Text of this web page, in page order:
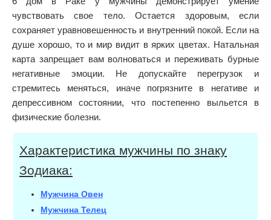
чувствовать свое тело. Остается здоровым, если
сохраняет уравновешенность и внутренний покой. Если на
душе хорошо, то и мир видит в ярких цветах. Натальная
карта запрещает вам волноваться и переживать бурные
негативные эмоции. Не допускайте перегрузок и
стремитесь меняться, иначе погрязните в негативе и
депрессивном состоянии, что постепенно выльется в
физические болезни.
Характеристика мужчины по знаку
Зодиака:
Мужчина Овен
Мужчина Телец